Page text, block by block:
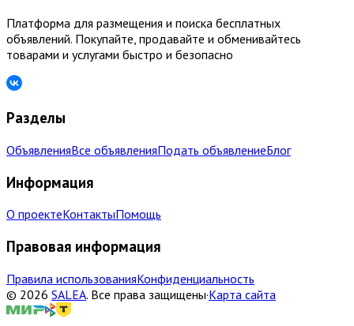
Платформа для размещения и поиска бесплатных
объявлений. Покупайте, продавайте и обменивайтесь
товарами и услугами быстро и безопасно
Разделы
ОбъявленияВсе объявленияПодать объявлениеБлог
Информация
О проектеКонтактыПомощь
Правовая информация
Правила использованияКонфиденциальность
© 2026 SALEA. Все права защищены·Карта сайта